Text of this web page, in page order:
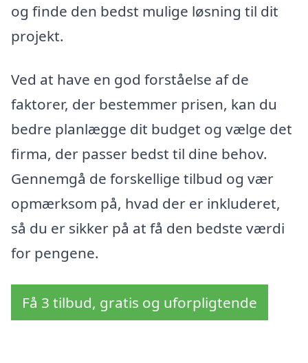
og finde den bedst mulige løsning til dit
projekt.
Ved at have en god forståelse af de
faktorer, der bestemmer prisen, kan du
bedre planlægge dit budget og vælge det
firma, der passer bedst til dine behov.
Gennemgå de forskellige tilbud og vær
opmærksom på, hvad der er inkluderet,
så du er sikker på at få den bedste værdi
for pengene.
Få 3 tilbud, gratis og uforpligtende